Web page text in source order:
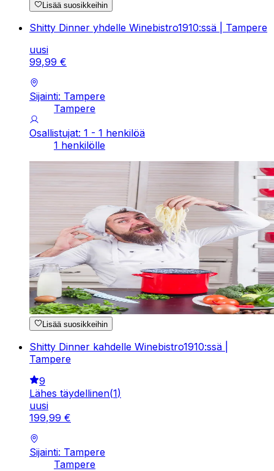
Lisää suosikkeihin
Shitty Dinner yhdelle Winebistro1910:ssä | Tampere
uusi
99,99 €
Sijainti: Tampere
Tampere
Osallistujat: 1 - 1 henkilöä
1 henkilölle
Lisää suosikkeihin
Shitty Dinner kahdelle Winebistro1910:ssä |
Tampere
9
Lähes täydellinen(1)
uusi
199,99 €
Sijainti: Tampere
Tampere